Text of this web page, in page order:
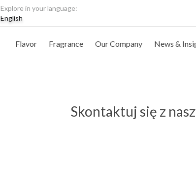
Explore in your language:
English
Flavor Fragrance Our Company News &
Skontaktuj się z